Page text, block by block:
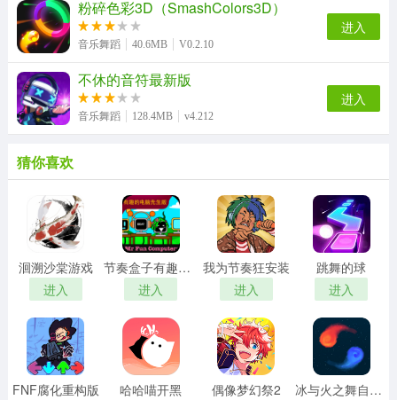
粉碎色彩3D（SmashColors3D）
音乐舞蹈 40.6MB V0.2.10
进入
不休的音符最新版
音乐舞蹈 128.4MB v4.212
进入
猜你喜欢
洄溯沙棠游戏
进入
节奏盒子有趣的电脑先生游戏
进入
我为节奏狂安装
进入
跳舞的球
进入
FNF腐化重构版
哈哈喵开黑
偶像梦幻祭2
冰与火之舞自制谱